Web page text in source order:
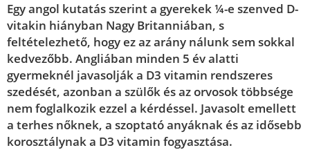
Egy angol kutatás szerint a gyerekek ¼-e szenved D-
vitakin hiányban Nagy Britanniában, s
feltételezhető, hogy ez az arány nálunk sem sokkal
kedvezőbb. Angliában minden 5 év alatti
gyermeknél javasolják a D3 vitamin rendszeres
szedését, azonban a szülők és az orvosok többsége
nem foglalkozik ezzel a kérdéssel. Javasolt emellett
a terhes nőknek, a szoptató anyáknak és az idősebb
korosztálynak a D3 vitamin fogyasztása.